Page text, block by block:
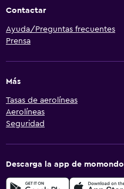
Contactar
Ayuda/Preguntas frecuentes
Prensa
Más
Tasas de aerolíneas
Aerolíneas
Seguridad
Descarga la app de momondo